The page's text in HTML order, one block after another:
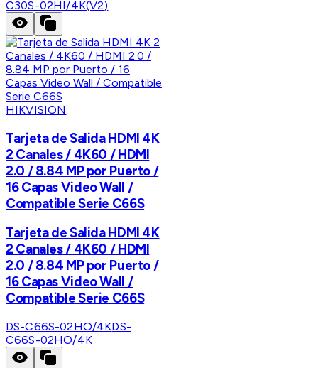
C30S-02HI/4K(V2)
HIKVISION
Tarjeta de Salida HDMI 4K
2 Canales / 4K60 / HDMI
2.0 / 8.84 MP por Puerto /
16 Capas Video Wall /
Compatible Serie C66S
Tarjeta de Salida HDMI 4K
2 Canales / 4K60 / HDMI
2.0 / 8.84 MP por Puerto /
16 Capas Video Wall /
Compatible Serie C66S
DS-C66S-02HO/4KDS-
C66S-02HO/4K